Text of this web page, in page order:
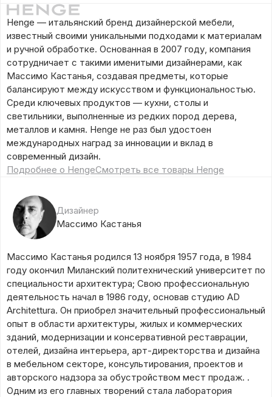
Henge — итальянский бренд дизайнерской мебели,
известный своими уникальными подходами к материалам
и ручной обработке. Основанная в 2007 году, компания
сотрудничает с такими именитыми дизайнерами, как
Массимо Кастанья, создавая предметы, которые
балансируют между искусством и функциональностью.
Среди ключевых продуктов — кухни, столы и
светильники, выполненные из редких пород дерева,
металлов и камня. Henge не раз был удостоен
международных наград за инновации и вклад в
современный дизайн.
Подробнее о HengeСмотреть все товары Henge
Дизайнер
Массимо Кастанья
Массимо Кастанья родился 13 ноября 1957 года, в 1984
году окончил Миланский политехнический университет по
специальности архитектура; Свою профессиональную
деятельность начал в 1986 году, основав студию AD
Architettura. Он приобрел значительный профессиональный
опыт в области архитектуры, жилых и коммерческих
зданий, модернизации и консервативной реставрации,
отелей, дизайна интерьера, арт-директорства и дизайна
в мебельном секторе, консультирования, проектов и
авторского надзора за обустройством мест продаж. .
Одним из его главных творений стала лаборатория